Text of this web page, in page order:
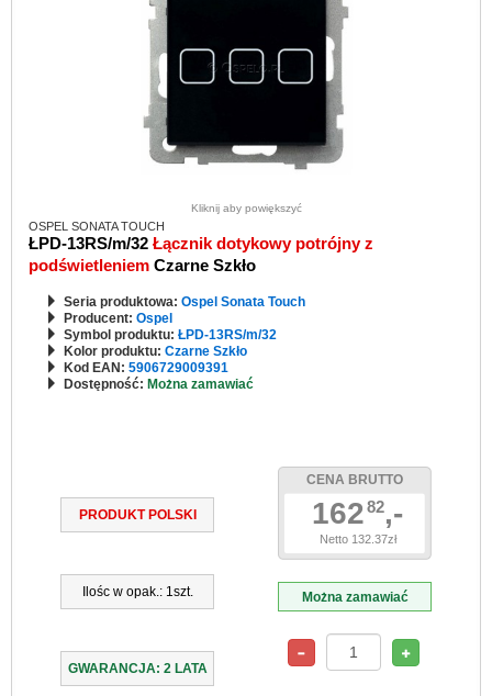
Kliknij aby powiększyć
OSPEL SONATA TOUCH
ŁPD-13RS/m/32 Łącznik dotykowy potrójny z
podświetleniem Czarne Szkło
Seria produktowa: Ospel Sonata Touch
Producent: Ospel
Symbol produktu: ŁPD-13RS/m/32
Kolor produktu: Czarne Szkło
Kod EAN: 5906729009391
Dostępność: Można zamawiać
PRODUKT POLSKI
Ilośc w opak.: 1szt.
GWARANCJA: 2 LATA
CENA BRUTTO
16282,-
Netto 132.37zł
Można zamawiać